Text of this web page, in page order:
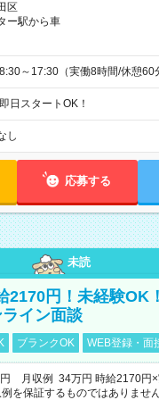
区
ー駅から車
8:30～17:30（実働8時間/休憩60
日スタートOK！
し
応募する
未読
2170円！未経験OK
イン面談
ブランクOK WEB登録・面
月収例 34万円 時給2170円
を保証するものではありませ